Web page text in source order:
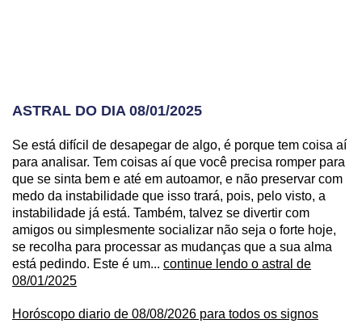
ASTRAL DO DIA 08/01/2025
Se está difícil de desapegar de algo, é porque tem coisa aí
para analisar. Tem coisas aí que você precisa romper para
que se sinta bem e até em autoamor, e não preservar com
medo da instabilidade que isso trará, pois, pelo visto, a
instabilidade já está. Também, talvez se divertir com
amigos ou simplesmente socializar não seja o forte hoje,
se recolha para processar as mudanças que a sua alma
está pedindo. Este é um... continue lendo o astral de
08/01/2025
Horóscopo diario de 08/08/2026 para todos os signos